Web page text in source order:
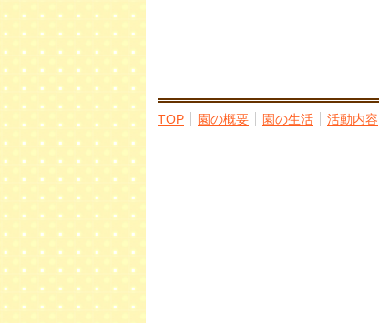
TOP 園の概要 園の生活 活動内容